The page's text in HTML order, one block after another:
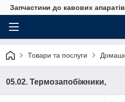
Запчастини до кавових апаратів
Товари та послуги
05.02. Термозапобіжники,